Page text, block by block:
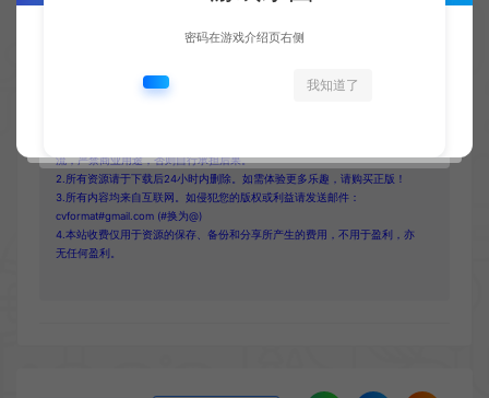
收藏 (2) 点赞 (
流，严禁商业用途，否则自行承担后果。
2.所有资源请于下载后24小时内删除。如需体验更多乐趣，请购买正版！
3.所有内容均来自互联网。如侵犯您的版权或利益请发送邮件：
cvformat#gmail.com (#换为@)
4.本站收费仅用于资源的保存、备份和分享所产生的费用，不用于盈利，亦
无任何盈利。
密码在游戏介绍页右侧
我知道了